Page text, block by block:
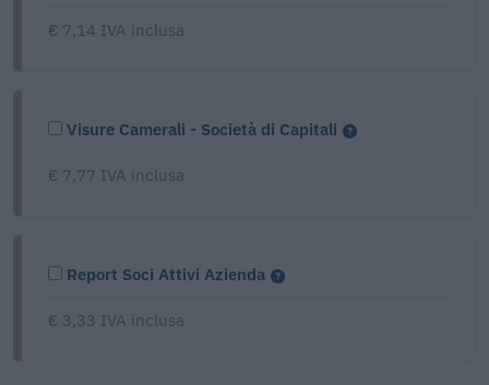
€ 7,14 IVA inclusa
Visure Camerali - Società di Capitali
€ 7,77 IVA inclusa
Report Soci Attivi Azienda
€ 3,33 IVA inclusa